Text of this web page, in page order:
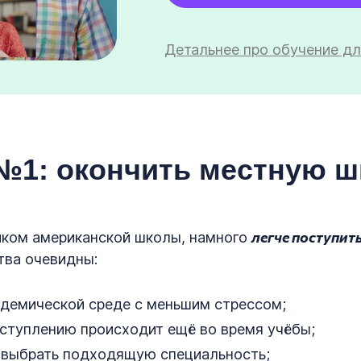
Детальнее про обучение
окончить местную
американской школы, намноголегче
очевидны:
среде с меньшим стрессом;
происходит ещё во время учёбы;
подходящую специальность;